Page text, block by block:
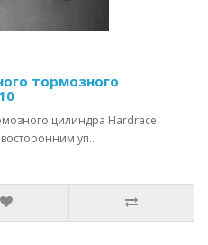
тормозного
цилиндра Hardrace
уп..